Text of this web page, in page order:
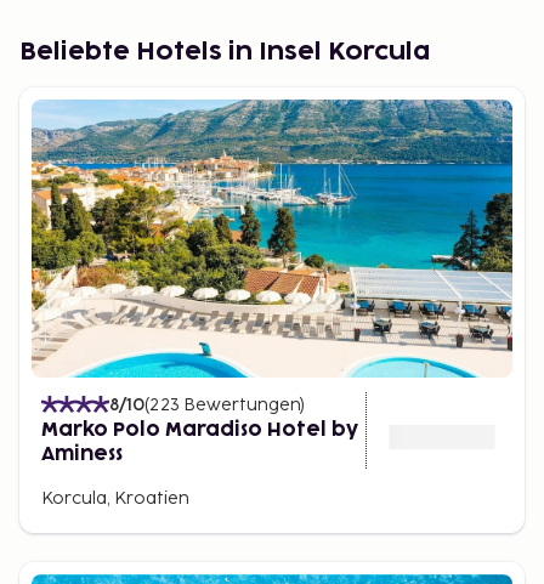
Umgebung. Essen spielt eine zentrale Rolle, mit
genossen werden.
Urlaub auf Korčula mit Sembo
Bei Sembo lässt sich ein Urlaub auf Korčula ganz
einfach planen. Wählen Sie eine Unterkunft in der
Stadt, nahe am Strand oder in einem ruhigeren Teil
der Insel. Ganz gleich, wie Sie reisen, Korčula bietet
eine sichere und inspirierende Kombination aus
Inselleben, Meer und authentischem mediterranem
Flair.
Beliebte Hotels in Insel Korcula
8/10(223 Bewertungen)
Marko Polo Maradiso Hotel by
Aminess
Korcula, Kroatien